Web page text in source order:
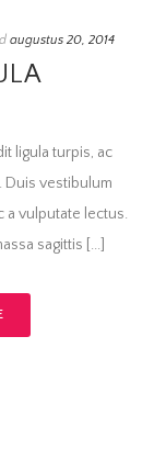
augustus 20, 2014
ligula turpis, ac
Duis vestibulum
a vulputate lectus.
sagittis [...]